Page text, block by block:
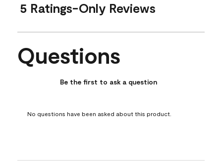
5 Ratings-Only Reviews
No questions have been asked about this product.
Questions
Be the first to ask a question
No questions have been asked about this product.